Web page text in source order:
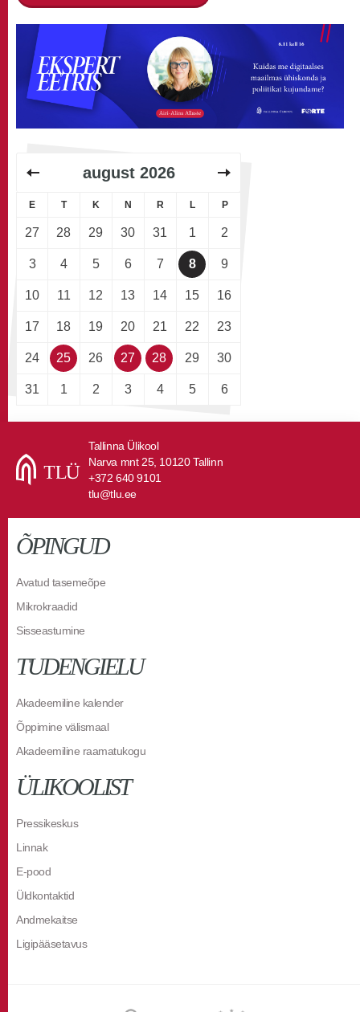
august 2026
E T K N R L P
27 28 29 30 31 1 2
3 4 5 6 7 8 9
10 11 12 13 14 15 16
17 18 19 20 21 22 23
24 25 26 27 28 29 30
31 1 2 3 4 5 6
Tallinna Ülikool
Narva mnt 25, 10120 Tallinn
+372 640 9101
tlu@tlu.ee
ÕPINGUD
Avatud tasemeõpe
Mikrokraadid
Sisseastumine
TUDENGIELU
Akadeemiline kalender
Õppimine välismaal
Akadeemiline raamatukogu
ÜLIKOOLIST
Pressikeskus
Linnak
E-pood
Üldkontaktid
Andmekaitse
Ligipääsetavus